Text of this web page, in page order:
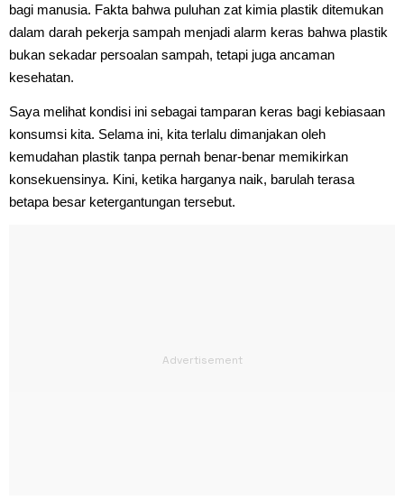
bagi manusia. Fakta bahwa puluhan zat kimia plastik ditemukan
dalam darah pekerja sampah menjadi alarm keras bahwa plastik
bukan sekadar persoalan sampah, tetapi juga ancaman
kesehatan.
Saya melihat kondisi ini sebagai tamparan keras bagi kebiasaan
konsumsi kita. Selama ini, kita terlalu dimanjakan oleh
kemudahan plastik tanpa pernah benar-benar memikirkan
konsekuensinya. Kini, ketika harganya naik, barulah terasa
betapa besar ketergantungan tersebut.